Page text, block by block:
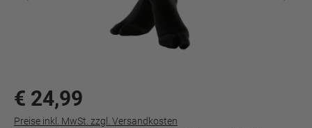
€ 24,99
Preise inkl. MwSt. zzgl. Versandkosten